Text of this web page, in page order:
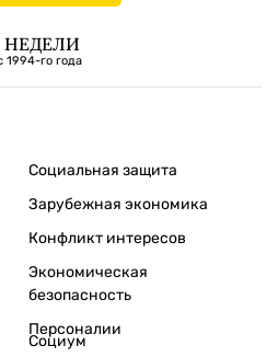
НЕДЕЛИ
1994-го года
Социальная защита
Зарубежная экономика
Конфликт интересов
Экономическая
безопасность
Персоналии
Социум